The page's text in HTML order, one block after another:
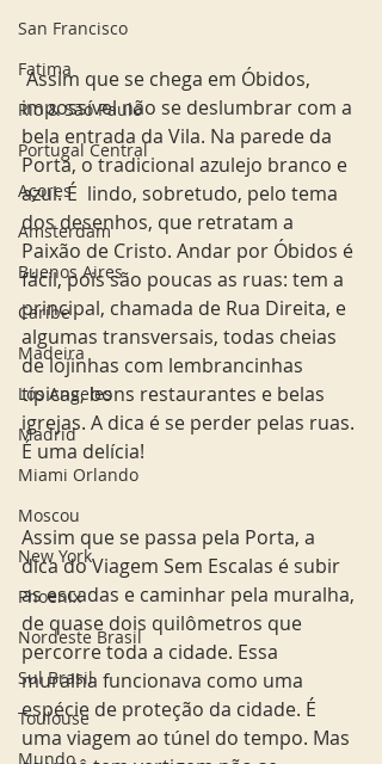
San Francisco
Fatima
Rio & São Paulo
Portugal Central
Açores
Amsterdam
Buenos Aires
Caribe
Madeira
Los Angeles
Madrid
Miami Orlando
Moscou
New York
Phoenix
Nordeste Brasil
Sul Brasil
Toulouse
Mundo
impossível não se deslumbrar com a
bela entrada da Vila. Na parede da
Porta, o tradicional azulejo branco e
azul. É  lindo, sobretudo, pelo tema
dos desenhos, que retratam a
Paixão de Cristo. Andar por Óbidos é
fácil, pois são poucas as ruas: tem a
principal, chamada de Rua Direita, e
algumas transversais, todas cheias
de lojinhas com lembrancinhas
típicas, bons restaurantes e belas
igrejas. A dica é se perder pelas ruas.
É uma delícia!
Assim que se passa pela Porta, a
dica do Viagem Sem Escalas é subir
as escadas e caminhar pela muralha,
de quase dois quilômetros que
percorre toda a cidade. Essa
muralha funcionava como uma
espécie de proteção da cidade. É
uma viagem ao túnel do tempo. Mas